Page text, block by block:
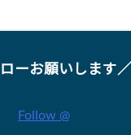
ーお願いします／
Follow @